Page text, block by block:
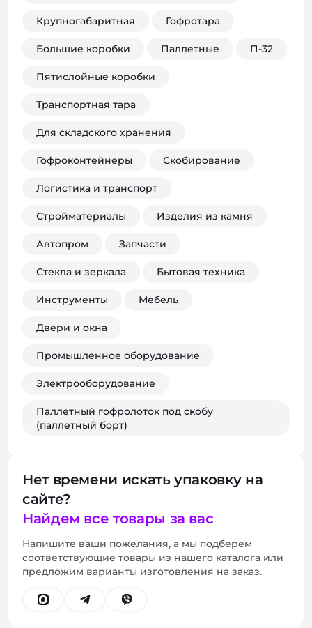
Крупногабаритная Гофротара
Большие коробки Паллетные П-32
Пятислойные коробки
Транспортная тара
Для складского хранения
Гофроконтейнеры Скобирование
Логистика и транспорт
Стройматериалы Изделия из камня
Автопром Запчасти
Стекла и зеркала Бытовая техника
Инструменты Мебель
Двери и окна
Промышленное оборудование
Электрооборудование
Паллетный гофролоток под скобу
(паллетный борт)
Нет времени искать упаковку на
сайте?
Найдем все товары за вас
Напишите ваши пожелания, а мы подберем
соответствующие товары из нашего каталога или
предложим варианты изготовления на заказ.